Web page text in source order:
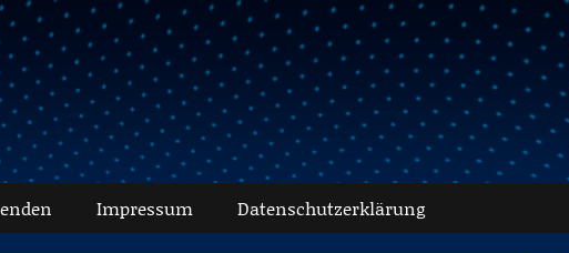
Impressum Datenschutz­erklärung